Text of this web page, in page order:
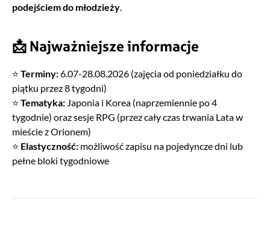
podejściem do młodzieży.
📩 Najważniejsze informacje
⭐ Terminy:6.07-28.08.2026 (zajęcia od poniedziałku do
piątku przez 8 tygodni)
⭐ Tematyka: Japonia i Korea (naprzemiennie po 4
tygodnie) oraz sesje RPG (przez cały czas trwania Lata w
mieście z Orionem)
⭐ Elastyczność: możliwość zapisu na pojedyncze dni lub
pełne bloki tygodniowe